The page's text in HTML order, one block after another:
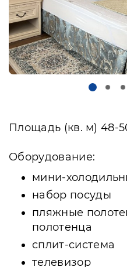
Площадь (кв. м) 48-
Оборудование:
мини-
набор посуды
пляжные
полотенца
сплит-система
телевизор